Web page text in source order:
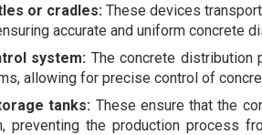
or cradles: These devices
accurate and uniform concrete
system: The concrete distribution
allowing for precise control of
tanks: These ensure that the
preventing the production process